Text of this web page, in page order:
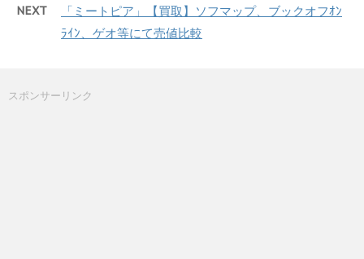
NEXT
「ミートピア」【買取】ソフマップ、ブックオフｵﾝ
ﾗｲﾝ、ゲオ等にて売値比較
スポンサーリンク